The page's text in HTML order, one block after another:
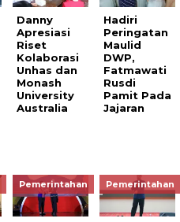
Danny
Apresiasi
Riset
Kolaborasi
Unhas dan
Monash
University
Australia
Hadiri
Peringatan
Maulid
DWP,
Fatmawati
Rusdi
Pamit Pada
Jajaran
Pemerintahan Pemerintahan